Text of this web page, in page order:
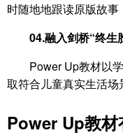
时随地地跟读原版故事
04.融入剑桥“终生
Power Up教材以
取符合儿童真实生活场
Power Up教材